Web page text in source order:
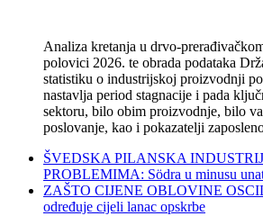
Analiza kretanja u drvo-
polovici 2026. te obrada podataka
statistiku o industrijskoj proizvodnji
nastavlja period stagnacije i pada
sektoru, bilo obim proizvodnje, bilo
poslovanje, kao i pokazatelji
ŠVEDSKA PILANSKA
PROBLEMIMA: Södra u minusu
ZAŠTO CIJENE OBLOVINE
određuje cijeli lanac opskrbe